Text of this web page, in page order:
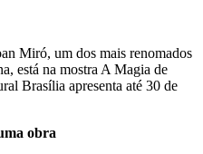
Miró, um dos mais renomados
está na mostra A Magia de
Brasília apresenta até 30 de
obra